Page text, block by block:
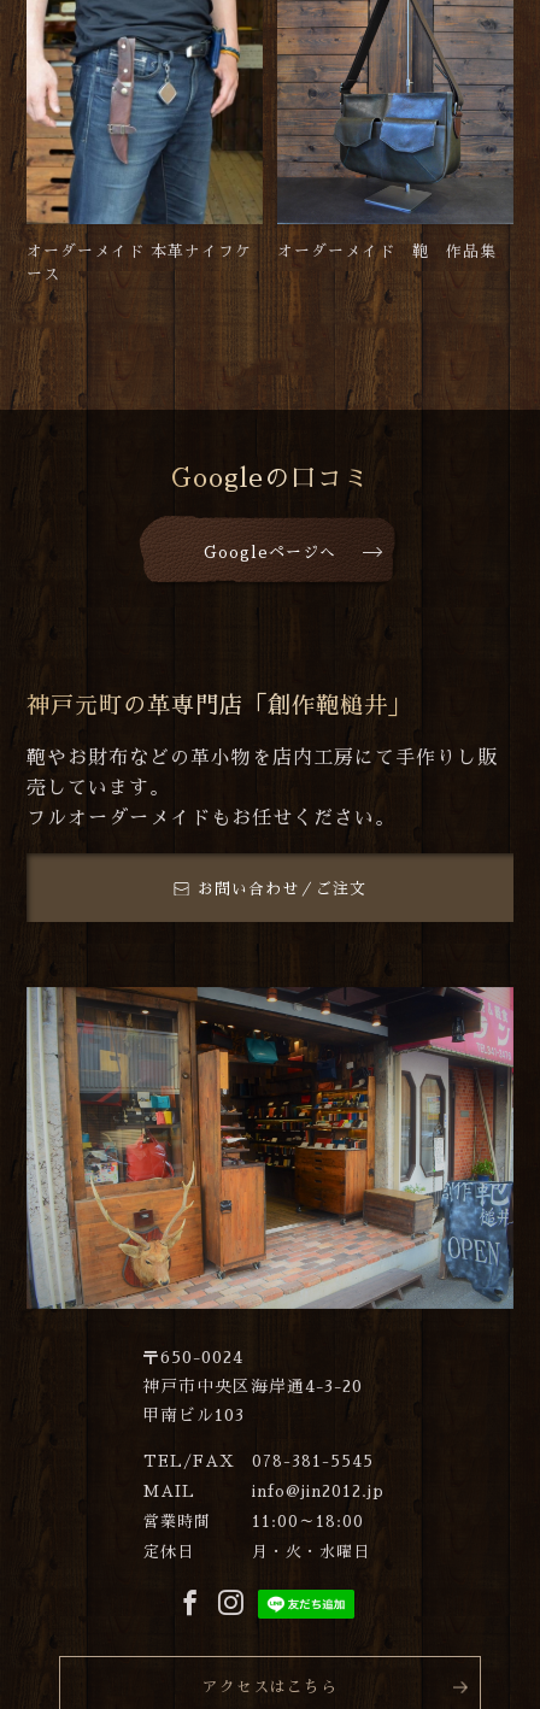
オーダーメイド 本革ナイフケ
ース
オーダーメイド 鞄 作品集
Googleの口コミ
Googleページへ
神戸元町の革専門店「創作鞄槌井」
鞄やお財布などの革小物を店内工房にて手作りし販
売しています。
フルオーダーメイドもお任せください。
お問い合わせ／ご注文
〒650-0024
神戸市中央区海岸通4-3-20
甲南ビル103
TEL/FAX
078-381-5545
MAIL
info@jin2012.jp
営業時間
11:00～18:00
定休日
月・火・水曜日
アクセスはこちら